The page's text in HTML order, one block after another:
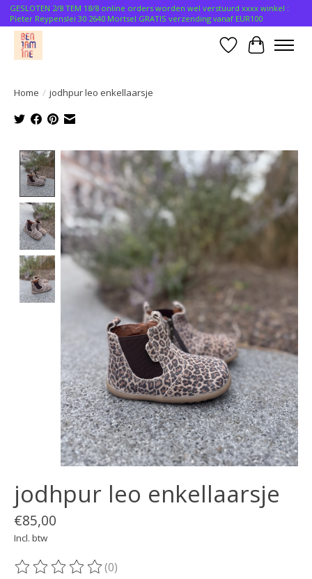
GESLOTEN 2/8 TEM 18/8 online orders worden wel verstuurd xxxx winkel :
Pieter Reypenslei 30 2640 Mortsel GRATIS verzending vanaf EUR100
Verlanglijst
Home / jodhpur leo enkellaarsje
Product image slideshow Items
jodhpur leo enkellaarsje
€85,00
Incl. btw
De beoordeling van dit product is
(0)